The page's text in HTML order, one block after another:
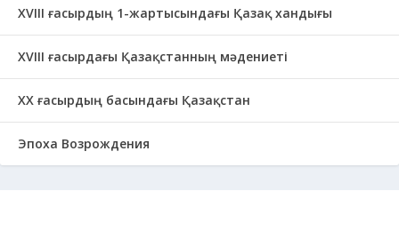
ХVIII ғасырдың 1-жартысындағы Қазақ хандығы
ХVІІІ ғасырдағы Қазақстанның мәдениеті
ХХ ғасырдың басындағы Қазақстан
Эпоха Возрождения